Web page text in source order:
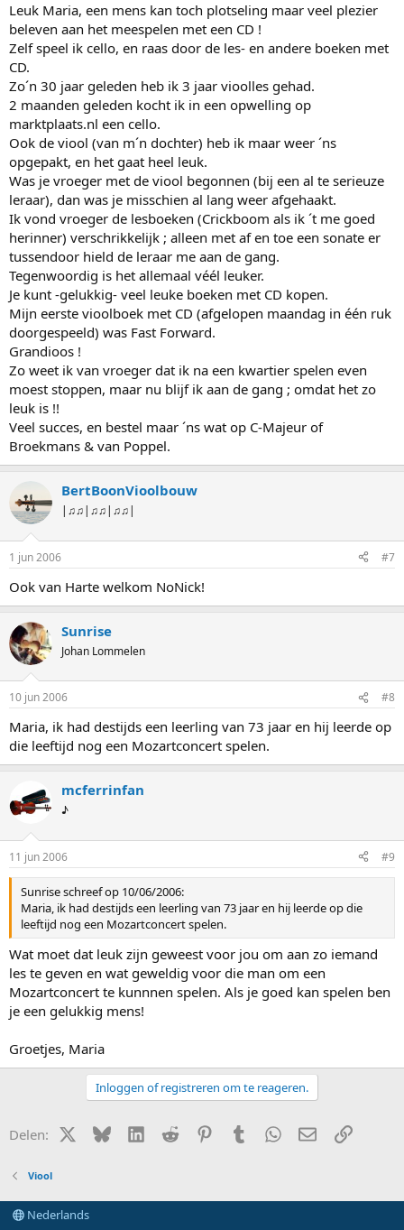
Leuk Maria, een mens kan toch plotseling maar veel plezier
beleven aan het meespelen met een CD !
Zelf speel ik cello, en raas door de les- en andere boeken met
CD.
Zo´n 30 jaar geleden heb ik 3 jaar vioolles gehad.
2 maanden geleden kocht ik in een opwelling op
marktplaats.nl een cello.
Ook de viool (van m´n dochter) heb ik maar weer ´ns
opgepakt, en het gaat heel leuk.
Was je vroeger met de viool begonnen (bij een al te serieuze
leraar), dan was je misschien al lang weer afgehaakt.
Ik vond vroeger de lesboeken (Crickboom als ik ´t me goed
herinner) verschrikkelijk ; alleen met af en toe een sonate er
tussendoor hield de leraar me aan de gang.
Tegenwoordig is het allemaal véél leuker.
Je kunt -gelukkig- veel leuke boeken met CD kopen.
Mijn eerste vioolboek met CD (afgelopen maandag in één ruk
doorgespeeld) was Fast Forward.
Grandioos !
Zo weet ik van vroeger dat ik na een kwartier spelen even
moest stoppen, maar nu blijf ik aan de gang ; omdat het zo
leuk is !!
Veel succes, en bestel maar ´ns wat op C-Majeur of
Broekmans & van Poppel.
BertBoonVioolbouw
|♫♫|♫♫|♫♫|
1 jun 2006 #7
Ook van Harte welkom NoNick!
Sunrise
Johan Lommelen
10 jun 2006 #8
Maria, ik had destijds een leerling van 73 jaar en hij leerde op
die leeftijd nog een Mozartconcert spelen.
mcferrinfan
♪
11 jun 2006 #9
Sunrise schreef op 10/06/2006:
Maria, ik had destijds een leerling van 73 jaar en hij leerde op die
leeftijd nog een Mozartconcert spelen.
Wat moet dat leuk zijn geweest voor jou om aan zo iemand
les te geven en wat geweldig voor die man om een
Mozartconcert te kunnnen spelen. Als je goed kan spelen ben
je een gelukkig mens!
Groetjes, Maria
Inloggen of registreren om te reageren.
Delen: X (Twitter)
BlueskyLinkedIn
Reddit PinterestTumblr WhatsApp
E-mailLink
Viool
Nederlands